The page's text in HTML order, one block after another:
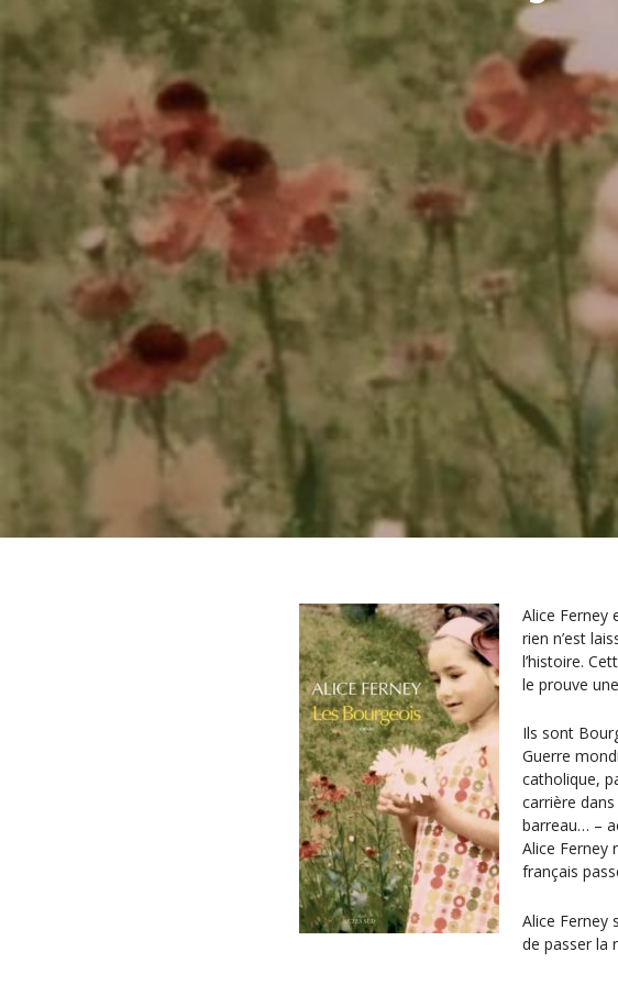
Alice Ferney
rien n’est
l’histoire.
le prouve
Ils sont
Guerre
catholique,
carrière
barreau… –
Alice Ferney
français
Alice Ferney
de passer la